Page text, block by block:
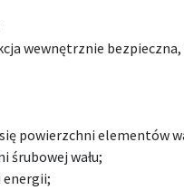
wewnętrznie
powierzchni elementów
śrubowej wału;
energii;